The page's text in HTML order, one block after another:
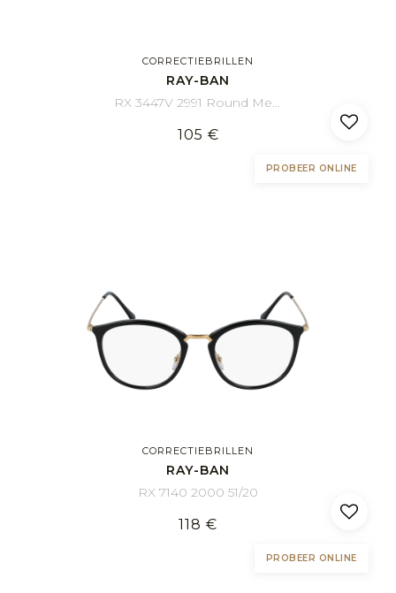
CORRECTIEBRILLEN
RAY-BAN
105 €
PROBEER ONLINE
CORRECTIEBRILLEN
RAY-BAN
RX 7140 2000 51/20
118 €
PROBEER ONLINE